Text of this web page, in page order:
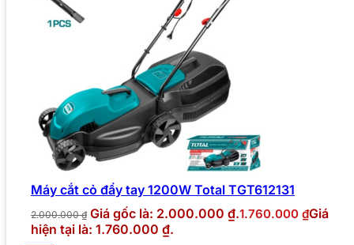
Máy cắt cỏ đẩy tay 1200W Total TGT612131
2.000.000₫ Giá gốc là: 2.000.000 ₫.1.760.000 ₫Giá
hiện tại là: 1.760.000 ₫.